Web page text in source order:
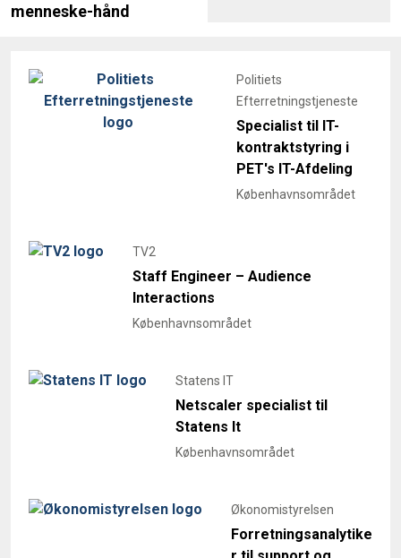
menneske-hånd
Politiets
Efterretningstjeneste
Specialist til IT-
kontraktstyring i
PET's IT-Afdeling
Københavnsområdet
TV2
Staff Engineer – Audience
Interactions
Københavnsområdet
Statens IT
Netscaler specialist til
Statens It
Københavnsområdet
Økonomistyrelsen
Forretningsanalytike